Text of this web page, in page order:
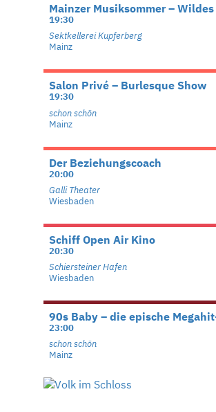
Mainzer Musiksommer –
19:30
Sektkellerei Kupferberg
Mainz
Salon Privé – Burlesque Show
19:30
schon schön
Mainz
Der Beziehungscoach
20:00
Galli Theater
Wiesbaden
Schiff Open Air Kino
20:30
Schiersteiner Hafen
Wiesbaden
90s Baby – die epische
23:00
schon schön
Mainz